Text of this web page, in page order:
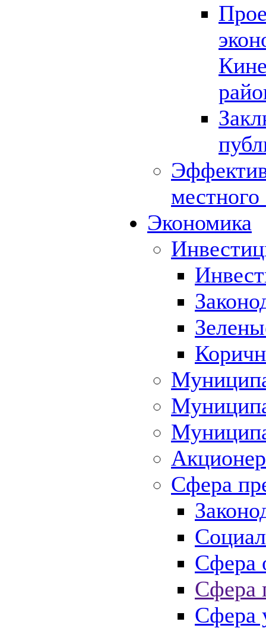
Экономика
Сфера
Сфера
Сфера
Сфера